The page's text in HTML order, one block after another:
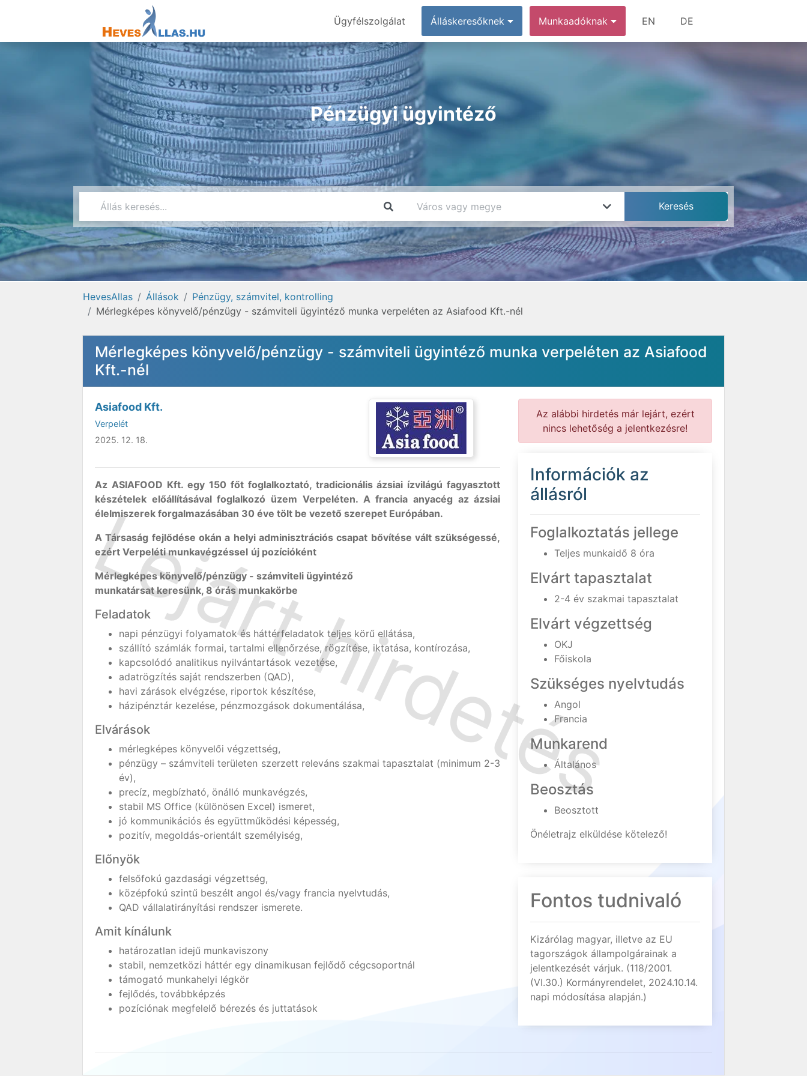
Ügyfélszolgálat Álláskeresőknek Munkaadóknak EN DE
Pénzügyi ügyintéző
HevesAllas Állások
Pénzügy, számvitel, kontrolling
Mérlegképes könyvelő/pénzügy - számviteli ügyintéző munka verpeléten az Asiafood Kft.-nél
Mérlegképes könyvelő/pénzügy - számviteli ügyintéző munka verpeléten az Asiafood
Kft.-nél
Asiafood Kft.
Verpelét
2025. 12. 18.
Az ASIAFOOD Kft. egy 150 főt foglalkoztató, tradicionális ázsiai ízvilágú fagyasztott
készételek előállításával foglalkozó üzem Verpeléten. A francia anyacég az ázsiai
élelmiszerek forgalmazásában 30 éve tölt be vezető szerepet Európában.
A Társaság fejlődése okán a helyi adminisztrációs csapat bővítése vált szükségessé,
ezért Verpeléti munkavégzéssel új pozícióként
Mérlegképes könyvelő/pénzügy - számviteli ügyintéző
munkatársat keresünk, 8 órás munkakörbe
Feladatok
napi pénzügyi folyamatok és háttérfeladatok teljes körű ellátása,
szállító számlák formai, tartalmi ellenőrzése, rögzítése, iktatása, kontírozása,
kapcsolódó analitikus nyilvántartások vezetése,
adatrögzítés saját rendszerben (QAD),
havi zárások elvégzése, riportok készítése,
házipénztár kezelése, pénzmozgások dokumentálása,
Elvárások
mérlegképes könyvelői végzettség,
pénzügy – számviteli területen szerzett releváns szakmai tapasztalat (minimum 2-3
év),
precíz, megbízható, önálló munkavégzés,
stabil MS Office (különösen Excel) ismeret,
jó kommunikációs és együttműködési képesség,
pozitív, megoldás-orientált személyiség,
Előnyök
felsőfokú gazdasági végzettség,
középfokú szintű beszélt angol és/vagy francia nyelvtudás,
QAD vállalatirányítási rendszer ismerete.
Amit kínálunk
határozatlan idejű munkaviszony
stabil, nemzetközi háttér egy dinamikusan fejlődő cégcsoportnál
támogató munkahelyi légkör
fejlődés, továbbképzés
pozíciónak megfelelő bérezés és juttatások
Az alábbi hirdetés már lejárt, ezért
nincs lehetőség a jelentkezésre!
Információk az
állásról
Foglalkoztatás jellege
Teljes munkaidő 8 óra
Elvárt tapasztalat
2-4 év szakmai tapasztalat
Elvárt végzettség
OKJ
Főiskola
Szükséges nyelvtudás
Angol
Francia
Munkarend
Általános
Beosztás
Beosztott
Önéletrajz elküldése kötelező!
Fontos tudnivaló
Kizárólag magyar, illetve az EU
tagországok állampolgárainak a
jelentkezését várjuk. (118/2001.
(VI.30.) Kormányrendelet, 2024.10.14.
napi módosítása alapján.)